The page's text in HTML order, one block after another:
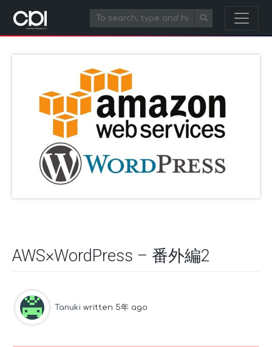
AWS×WordPress – 番外編2
Tanuki written 5年 ago